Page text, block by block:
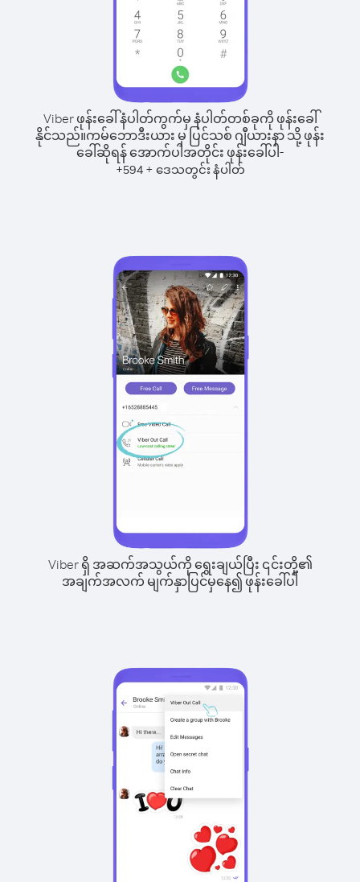
Viber ဖုန်းခေါ်နံပါတ်ကွက်မှ နံပါတ်တစ်ခုကို ဖုန်းခေါ်
နိုင်သည်။ကမ်ဘောဒီးယား မှ ပြင်သစ် ဂျီယားနာ သို့ ဖုန်း
ခေါ်ဆိုရန် အောက်ပါအတိုင်း ဖုန်းခေါ်ပါ-
+594+ ဒေသတွင်း နံပါတ်
Viber ရှိ အဆက်အသွယ်ကို ရွေးချယ်ပြီး ၎င်းတို့၏
အချက်အလက် မျက်နှာပြင်မှနေ၍ ဖုန်းခေါ်ပါ